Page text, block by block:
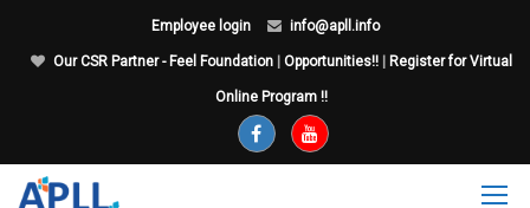
Employee login info@apll.info
Our CSR Partner - Feel Foundation Opportunities!! Register for Virtual
Online Program !!